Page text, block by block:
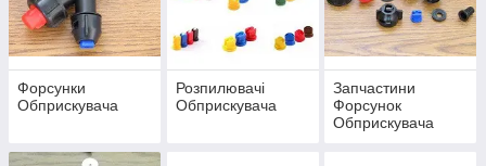
Форсунки
Обприскувача
Розпилювачі
Обприскувача
Запчастини
Форсунок
Обприскувача